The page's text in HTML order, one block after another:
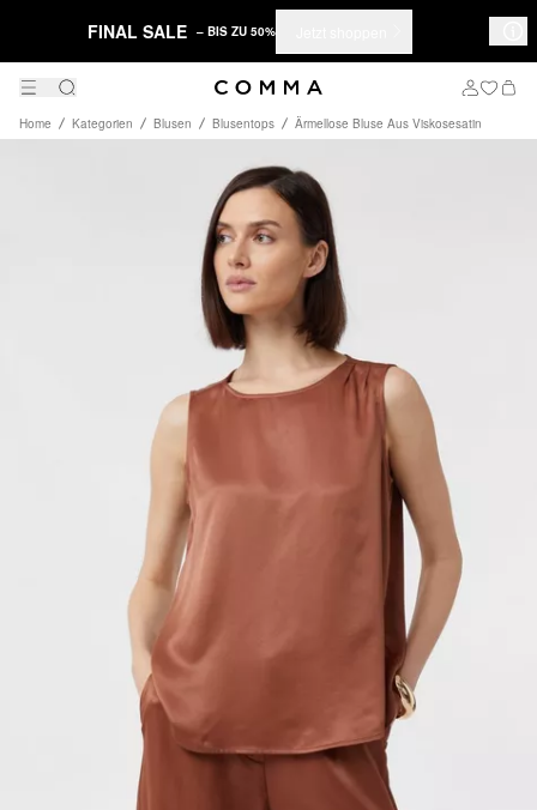
FINAL SALE – BIS ZU 50%
Home Kategorien Blusen Blusentops Ärmellose Bluse Aus Viskosesatin